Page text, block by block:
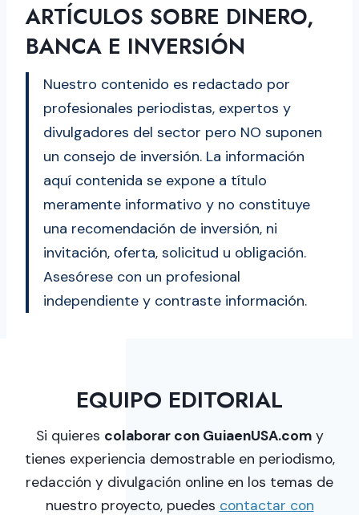
ARTÍCULOS SOBRE DINERO,
BANCA E INVERSIÓN
Nuestro contenido es redactado por
profesionales periodistas, expertos y
divulgadores del sector pero NO suponen
un consejo de inversión. La información
aquí contenida se expone a título
meramente informativo y no constituye
una recomendación de inversión, ni
invitación, oferta, solicitud u obligación.
Asesórese con un profesional
independiente y contraste información.
EQUIPO EDITORIAL
Si quieres colaborar con GuiaenUSA.comy
tienes experiencia demostrable en periodismo,
redacción y divulgación online en los temas de
nuestro proyecto, puedes contactar con